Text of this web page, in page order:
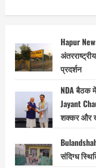
Hapur
प्रदर्शन
NDA बैठक
Jayant
शक्कर और
संदिग्ध